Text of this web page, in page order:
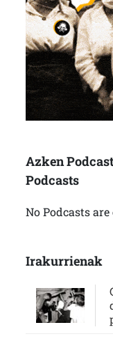
Azken
Podcasts
No Podcasts
Irakurrienak